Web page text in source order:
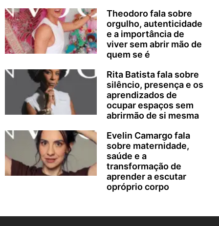
Theodoro fala sobre
orgulho, autenticidade
e a importância de
viver sem abrir mão de
quem se é
Rita Batista fala sobre
silêncio, presença e os
aprendizados de
ocupar espaços sem
abrirmão de si mesma
Evelin Camargo fala
sobre maternidade,
saúde e a
transformação de
aprender a escutar
opróprio corpo